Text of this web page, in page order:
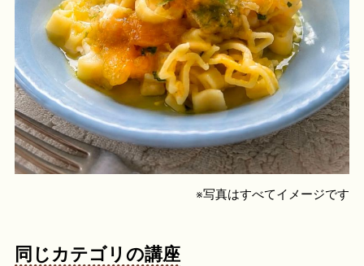
※写真はすべてイメージです
同じカテゴリの講座